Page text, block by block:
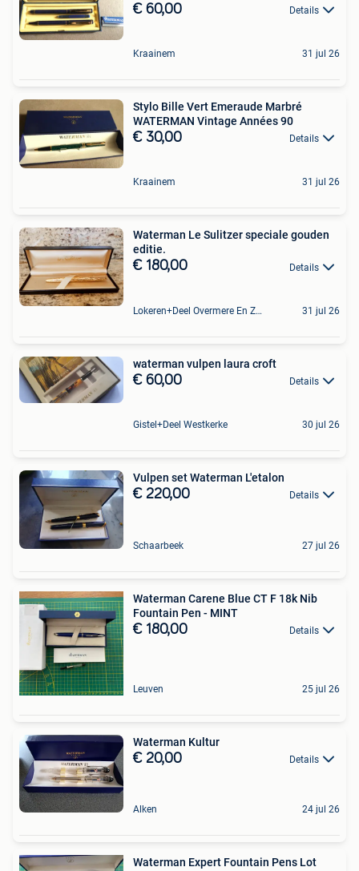
€ 60,00 Details
Kraainem 31 jul 26
Stylo Bille Vert Emeraude Marbré
WATERMAN Vintage Années 90
€ 30,00 Details
Kraainem 31 jul 26
Waterman Le Sulitzer speciale gouden
editie.
€ 180,00 Details
Lokeren+Deel Overmere En Zele 31 jul 26
waterman vulpen laura croft
€ 60,00 Details
Gistel+Deel Westkerke 30 jul 26
Vulpen set Waterman L'etalon
€ 220,00 Details
Schaarbeek 27 jul 26
Waterman Carene Blue CT F 18k Nib
Fountain Pen - MINT
€ 180,00 Details
Leuven 25 jul 26
Waterman Kultur
€ 20,00 Details
Alken 24 jul 26
Waterman Expert Fountain Pens Lot